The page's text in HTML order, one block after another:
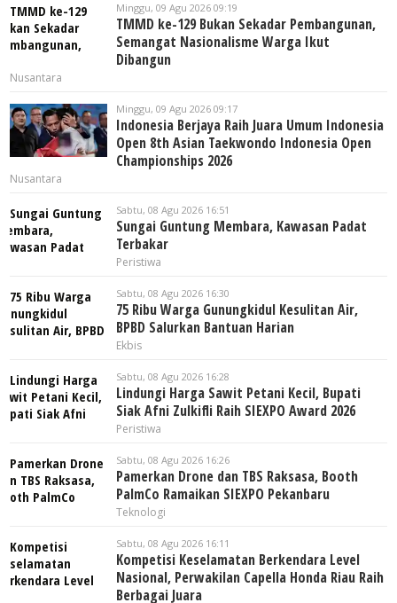
Minggu, 09 Agu 2026 09:19
TMMD ke-129 Bukan Sekadar Pembangunan,
Semangat Nasionalisme Warga Ikut
Dibangun
Nusantara
Minggu, 09 Agu 2026 09:17
Indonesia Berjaya Raih Juara Umum Indonesia
Open 8th Asian Taekwondo Indonesia Open
Championships 2026
Nusantara
Sabtu, 08 Agu 2026 16:51
Sungai Guntung Membara, Kawasan Padat
Terbakar
Peristiwa
Sabtu, 08 Agu 2026 16:30
75 Ribu Warga Gunungkidul Kesulitan Air,
BPBD Salurkan Bantuan Harian
Ekbis
Sabtu, 08 Agu 2026 16:28
Lindungi Harga Sawit Petani Kecil, Bupati
Siak Afni Zulkifli Raih SIEXPO Award 2026
Peristiwa
Sabtu, 08 Agu 2026 16:26
Pamerkan Drone dan TBS Raksasa, Booth
PalmCo Ramaikan SIEXPO Pekanbaru
Teknologi
Sabtu, 08 Agu 2026 16:11
Kompetisi Keselamatan Berkendara Level
Nasional, Perwakilan Capella Honda Riau Raih
Berbagai Juara